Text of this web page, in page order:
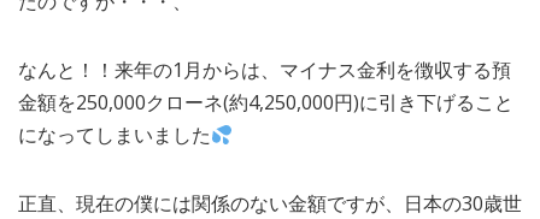
なんと！！来年の1月からは、マイナス金利を徴収する預
金額を250,000クローネ(約4,250,000円)に引き下げること
になってしまいました
正直、現在の僕には関係のない金額ですが、日本の30歳世